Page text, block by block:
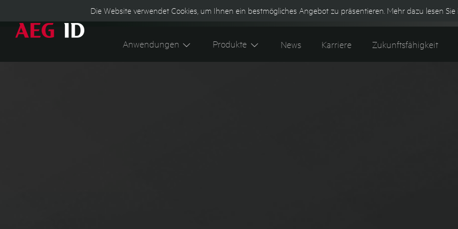
Kontakt Tipes 600+ Webshop
Anwendungen Produkte News Karriere Zukunftsfähigkeit
Die Website verwendet Cookies, um Ihnen ein bestmögliches Angebot zu präsentieren. Mehr dazu lesen